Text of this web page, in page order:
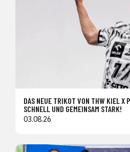
DAS NEUE TRIKOT VON THW KIEL X
SCHNELL UND GEMEINSAM STARK!
03.08.26